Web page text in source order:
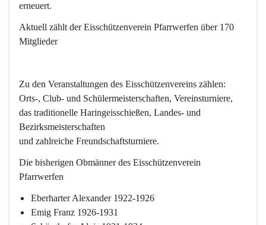
erneuert.
Aktuell zählt der Eisschützenverein Pfarrwerfen über 170
Mitglieder
Zu den Veranstaltungen des Eisschützenvereins zählen:
Orts-, Club- und Schülermeisterschaften, Vereinsturniere,
das traditionelle Haringeisschießen, Landes- und
Bezirksmeisterschaften
Die bisherigen Obmänner des Eisschützenverein
Pfarrwerfen
Eberharter Alexander 1922-1926
Emig Franz 1926-1931